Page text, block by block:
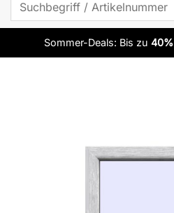
Sommer-Deals: Bis zu 40%